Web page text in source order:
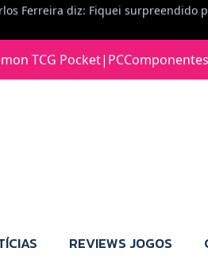
diz: Estou seriamente com vontade
TCG Pocket|
REVIEWS JOGOS